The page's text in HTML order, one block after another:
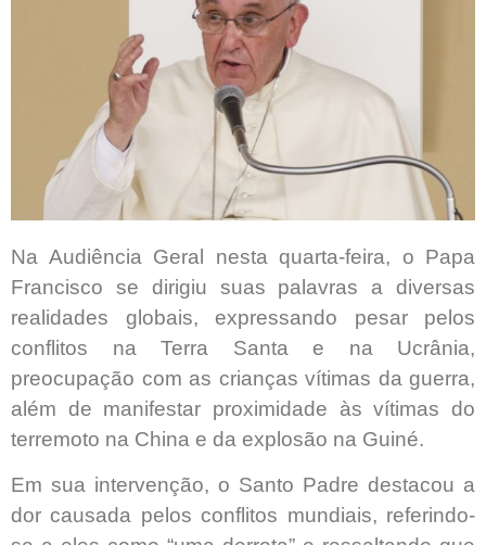
Na Audiência Geral nesta quarta-feira, o Papa
Francisco se dirigiu suas palavras a diversas
realidades globais, expressando pesar pelos
conflitos na Terra Santa e na Ucrânia,
preocupação com as crianças vítimas da guerra,
além de manifestar proximidade às vítimas do
terremoto na China e da explosão na Guiné.
Em sua intervenção, o Santo Padre destacou a
dor causada pelos conflitos mundiais, referindo-